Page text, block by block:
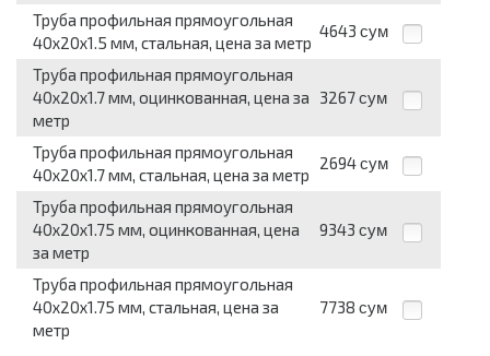
Труба профильная прямоугольная
40x20x1.5 мм, стальная, цена за метр
4643 сум
Труба профильная прямоугольная
40x20x1.7 мм, оцинкованная, цена за
метр
3267 сум
Труба профильная прямоугольная
40x20x1.7 мм, стальная, цена за метр
2694 сум
Труба профильная прямоугольная
40x20x1.75 мм, оцинкованная, цена
за метр
9343 сум
Труба профильная прямоугольная
40x20x1.75 мм, стальная, цена за
метр
7738 сум